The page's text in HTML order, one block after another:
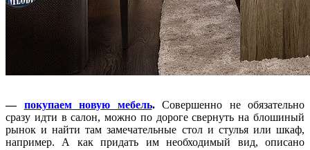
— покупаем новую мебель.Совершенно не обязательно
сразу идти в салон, можно по дороге свернуть на блошиный
рынок и найти там замечательные стол и стулья или шкаф,
например. А как придать им необходимый вид, описано